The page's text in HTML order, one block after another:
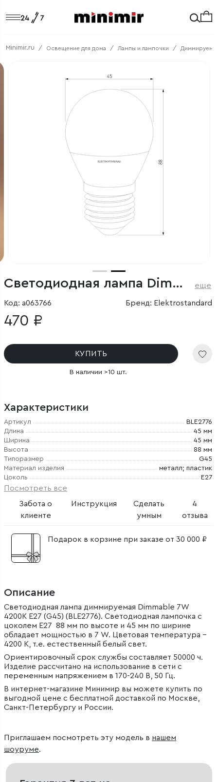
Minimir.ru Освещение для дома Лампы и лампочки
Светодиодная лампа Dimmable G45 7W 4200K E27 еще
Код: a063766 Бренд: Elektrostandard
470 ₽
КУПИТЬ
В наличии >10 шт.
Характеристики
Артикул
BLE2776
Длина
45 мм
Ширина
45 мм
Высота
88 мм
Типоразмер
G45
Материал изделия
металл; пластик
Цоколь
E27
Посмотреть все
Забота о
клиенте
Инструкция
Сделать
умным
4
отзыва
Подарок в корзине при заказе от 30 000 ₽
Описание
Светодиодная лампа диммируемая Dimmable 7W
4200K E27 (G45) (BLE2776). Светодиодная лампочка с
цоколем E27 88 мм по высоте и 45 мм по ширине
обладает мощностью в 7 W. Цветовая температура –
4200 К, т.е. естественный белый свет.
Ориентировочный срок службы составляет 50000 ч.
Изделие рассчитано на использование в сети с
переменным напряжением в 170-240 В, 50 Гц.
В интернет-магазине Минимир вы можете купить по
выгодной цене с бесплатной доставкой по Москве,
Санкт-Петербургу и России.
Приглашаем посмотреть эту модель в нашем
шоуруме.